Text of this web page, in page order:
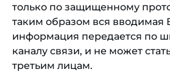
только по защищенному
таким образом вся вводимая
информация передается по
каналу связи, и не может
третьим лицам.